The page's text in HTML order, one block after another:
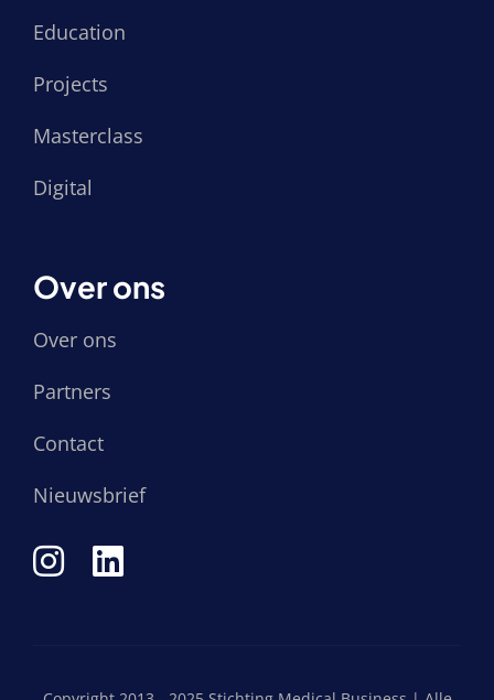
Education
Projects
Masterclass
Digital
Over ons
Over ons
Partners
Contact
Nieuwsbrief